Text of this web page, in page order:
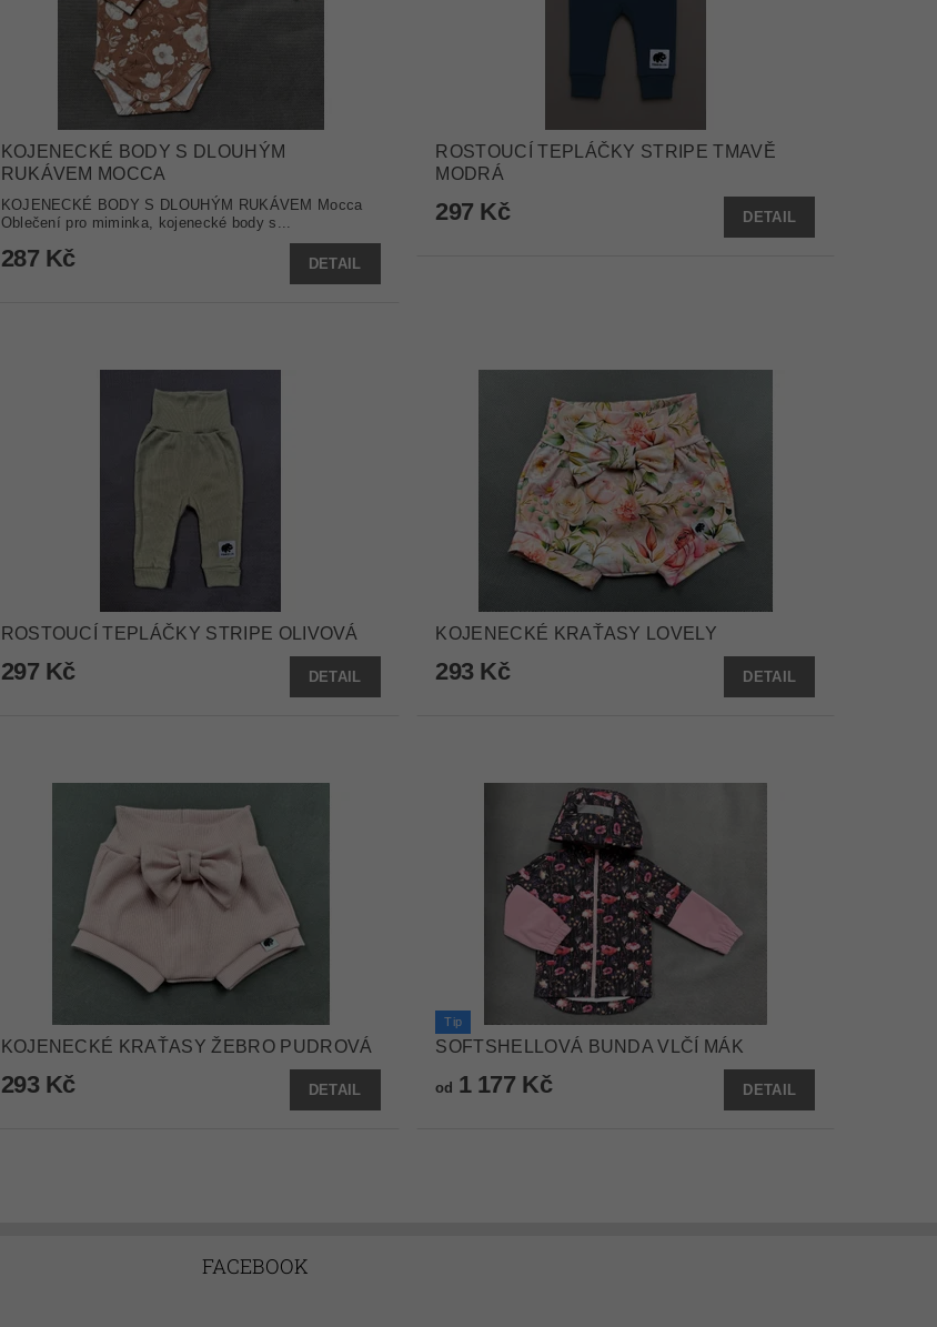
KOJENECKÉ BODY S DLOUHÝM
RUKÁVEM MOCCA
KOJENECKÉ BODY S DLOUHÝM RUKÁVEM Mocca
Oblečení pro miminka, kojenecké body s...
287 Kč DETAIL
ROSTOUCÍ TEPLÁČKY STRIPE TMAVĚ
MODRÁ
297 Kč DETAIL
ROSTOUCÍ TEPLÁČKY STRIPE OLIVOVÁ
297 Kč DETAIL
KOJENECKÉ KRAŤASY LOVELY
293 Kč DETAIL
KOJENECKÉ KRAŤASY ŽEBRO PUDROVÁ
293 Kč DETAIL
Tip
SOFTSHELLOVÁ BUNDA VLČÍ MÁK
od 1 177 Kč DETAIL
FACEBOOK